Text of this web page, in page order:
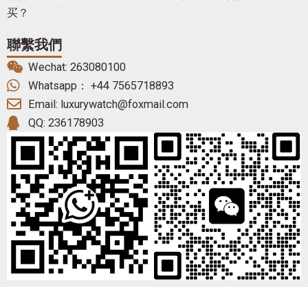
买？
聯繫我們
Wechat: 263080100
Whatsapp： +44 7565718893
Email: luxurywatch@foxmail.com
QQ: 236178903